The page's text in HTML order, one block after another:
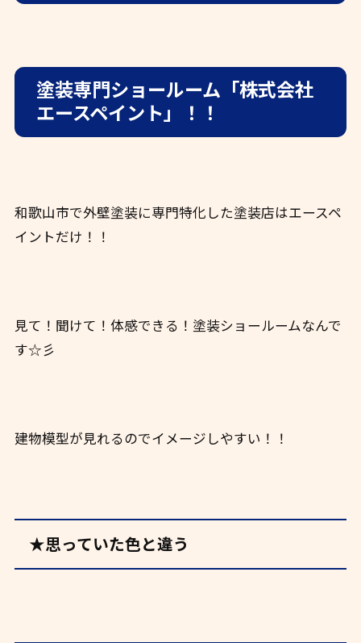
塗装専門ショールーム「株式会社
エースペイント」！！
和歌山市で外壁塗装に専門特化した塗装店はエースペ
イントだけ！！
見て！聞けて！体感できる！塗装ショールームなんで
す☆彡
建物模型が見れるのでイメージしやすい！！
★思っていた色と違う